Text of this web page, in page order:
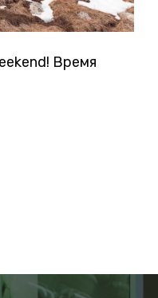
Время